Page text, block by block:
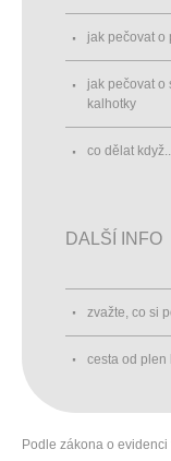
jak pečovat o
jak pečovat o
kalhotky
co dělat
DALŠÍ INFO
zvažte, co si
cesta od plen
Podle zákona o